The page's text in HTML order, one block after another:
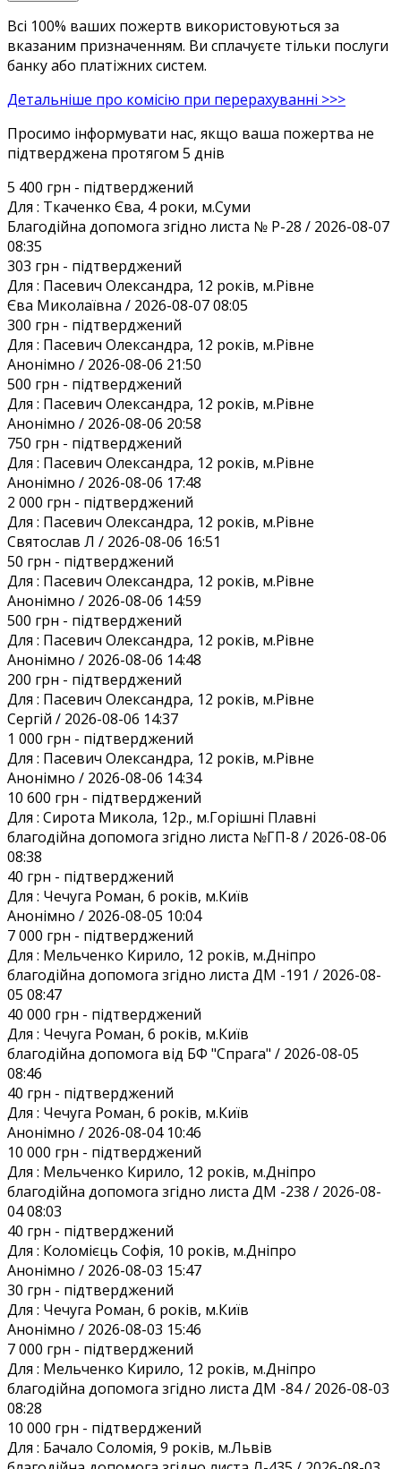
Всі 100% ваших пожертв використовуються за
вказаним призначенням. Ви сплачуєте тільки послуги
банку або платіжних систем.
Детальніше про комісію при перерахуванні >>>
Просимо інформувати нас, якщо ваша пожертва не
підтверджена протягом 5 днів
5 400 грн - підтверджений
Для : Ткаченко Єва, 4 роки, м.Суми
Благодiйна допомога згiдно листа № Р-28 / 2026-08-07
08:35
303 грн - підтверджений
Для : Пасевич Олександра, 12 років, м.Рівне
Єва Миколаївна / 2026-08-07 08:05
300 грн - підтверджений
Для : Пасевич Олександра, 12 років, м.Рівне
Анонiмно / 2026-08-06 21:50
500 грн - підтверджений
Для : Пасевич Олександра, 12 років, м.Рівне
Анонiмно / 2026-08-06 20:58
750 грн - підтверджений
Для : Пасевич Олександра, 12 років, м.Рівне
Анонiмно / 2026-08-06 17:48
2 000 грн - підтверджений
Для : Пасевич Олександра, 12 років, м.Рівне
Святослав Л / 2026-08-06 16:51
50 грн - підтверджений
Для : Пасевич Олександра, 12 років, м.Рівне
Анонiмно / 2026-08-06 14:59
500 грн - підтверджений
Для : Пасевич Олександра, 12 років, м.Рівне
Анонiмно / 2026-08-06 14:48
200 грн - підтверджений
Для : Пасевич Олександра, 12 років, м.Рівне
Сергій / 2026-08-06 14:37
1 000 грн - підтверджений
Для : Пасевич Олександра, 12 років, м.Рівне
Анонiмно / 2026-08-06 14:34
10 600 грн - підтверджений
Для : Сирота Микола, 12р., м.Горішні Плавні
благодійна допомога згідно листа №ГП-8 / 2026-08-06
08:38
40 грн - підтверджений
Для : Чечуга Роман, 6 років, м.Київ
Анонiмно / 2026-08-05 10:04
7 000 грн - підтверджений
Для : Мельченко Кирило, 12 років, м.Дніпро
благодійна допомога згідно листа ДМ -191 / 2026-08-
05 08:47
40 000 грн - підтверджений
Для : Чечуга Роман, 6 років, м.Київ
благодійна допомога від БФ "Спрага" / 2026-08-05
08:46
40 грн - підтверджений
Для : Чечуга Роман, 6 років, м.Київ
Анонiмно / 2026-08-04 10:46
10 000 грн - підтверджений
Для : Мельченко Кирило, 12 років, м.Дніпро
благодійна допомога згідно листа ДМ -238 / 2026-08-
04 08:03
40 грн - підтверджений
Для : Коломієць Софія, 10 років, м.Дніпро
Анонiмно / 2026-08-03 15:47
30 грн - підтверджений
Для : Чечуга Роман, 6 років, м.Київ
Анонiмно / 2026-08-03 15:46
7 000 грн - підтверджений
Для : Мельченко Кирило, 12 років, м.Дніпро
благодійна допомога згідно листа ДМ -84 / 2026-08-03
08:28
10 000 грн - підтверджений
Для : Бачало Соломія, 9 років, м.Львів